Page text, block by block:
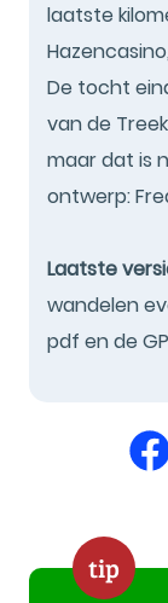
laatste
De tocht
van de
maar dat is
ontwerp:
Laatste
wandelen
pdf en de
tip